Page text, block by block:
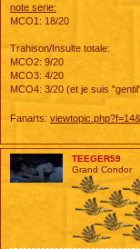
note serie:
MCO1: 18/20
Trahison/Insulte totale:
MCO2: 9/20
MCO3: 4/20
MCO4: 3/20 (et je suis
Fanarts:
TEEGER59
Grand Condor